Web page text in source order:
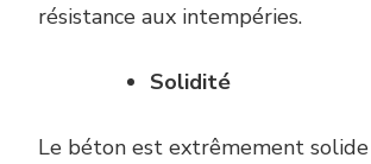
résistance aux intempéries.
Solidité
Le béton est extrêmement